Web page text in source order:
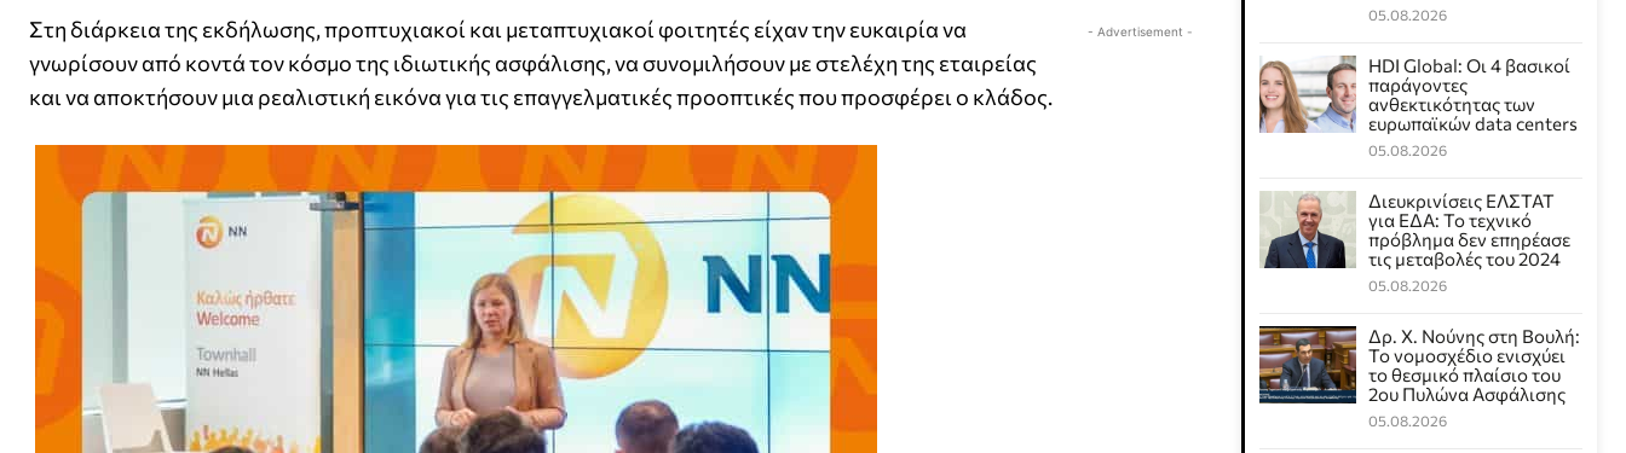
- Advertisement -
Στη διάρκεια της εκδήλωσης, προπτυχιακοί και μεταπτυχιακοί φοιτητές είχαν την ευκαιρία να
γνωρίσουν από κοντά τον κόσμο της ιδιωτικής ασφάλισης, να συνομιλήσουν με στελέχη της εταιρείας
και να αποκτήσουν μια ρεαλιστική εικόνα για τις επαγγελματικές προοπτικές που προσφέρει ο κλάδος.
05.08.2026
HDI Global: Οι 4 βασικοί
παράγοντες
ανθεκτικότητας των
ευρωπαϊκών data centers
05.08.2026
Διευκρινίσεις ΕΛΣΤΑΤ
για ΕΔΑ: Το τεχνικό
πρόβλημα δεν επηρέασε
τις μεταβολές του 2024
05.08.2026
Δρ. Χ. Νούνης στη Βουλή:
Το νομοσχέδιο ενισχύει
το θεσμικό πλαίσιο του
2ου Πυλώνα Ασφάλισης
05.08.2026